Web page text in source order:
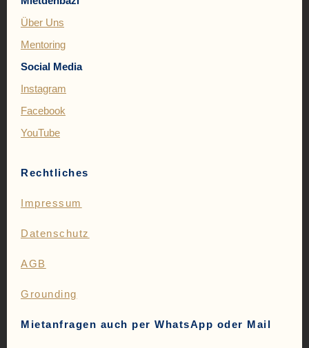
Über Uns
Mentoring
Social Media
Instagram
Facebook
YouTube
Rechtliches
Impressum
Datenschutz
AGB
Grounding
Mietanfragen auch per WhatsApp oder Mail